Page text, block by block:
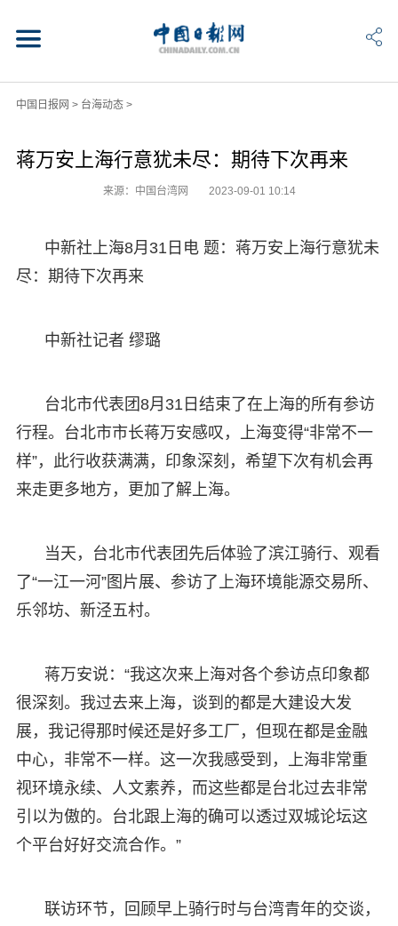
中国日报网 > 台海动态>
蒋万安上海行意犹未尽：期待下次再来
来源：中国台湾网 2023-09-01 10:14
中新社上海8月31日电 题：蒋万安上海行意犹未
尽：期待下次再来
中新社记者 缪璐
台北市代表团8月31日结束了在上海的所有参访
行程。台北市市长蒋万安感叹，上海变得“非常不一
样”，此行收获满满，印象深刻，希望下次有机会再
来走更多地方，更加了解上海。
当天，台北市代表团先后体验了滨江骑行、观看
了“一江一河”图片展、参访了上海环境能源交易所、
乐邻坊、新泾五村。
蒋万安说：“我这次来上海对各个参访点印象都
很深刻。我过去来上海，谈到的都是大建设大发
展，我记得那时候还是好多工厂，但现在都是金融
中心，非常不一样。这一次我感受到，上海非常重
视环境永续、人文素养，而这些都是台北过去非常
引以为傲的。台北跟上海的确可以透过双城论坛这
个平台好好交流合作。”
联访环节，回顾早上骑行时与台湾青年的交谈，